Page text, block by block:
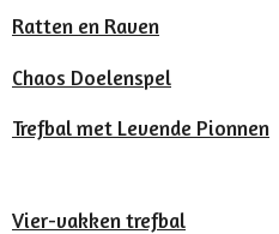
Ratten en Raven
Chaos Doelenspel
Trefbal met Levende Pionnen
Vier-vakken trefbal